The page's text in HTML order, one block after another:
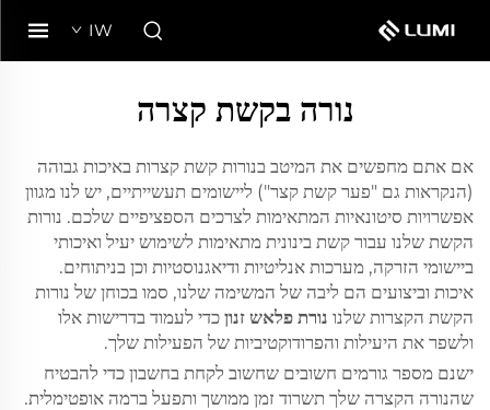
IW
נורה בקשת קצרה
אם אתם מחפשים את המיטב בנורות קשת קצרות באיכות גבוהה
(הנקראות גם "פער קשת קצר") ליישומים תעשייתיים, יש לנו מגוון
אפשרויות סיטונאיות המתאימות לצרכים הספציפיים שלכם. נורות
הקשת שלנו עבור קשת בינונית מתאימות לשימוש יעיל ואיכותי
ביישומי הזרקה, מערכות אנליטיות ודיאגנוסטיות וכן בניתוחים.
איכות וביצועים הם ליבה של המשימה שלנו, סמו בכוחן של נורות
הקשת הקצרות שלנו נורת פלאש זנון כדי לעמוד בדרישות אלו
ולשפר את היעילות והפרודוקטיביות של הפעילות שלך.
ישנם מספר גורמים חשובים שחשוב לקחת בחשבון כדי להבטיח
שהנורה הקצרה שלך תשרוד זמן ממושך ותפעל ברמה אופטימלית.